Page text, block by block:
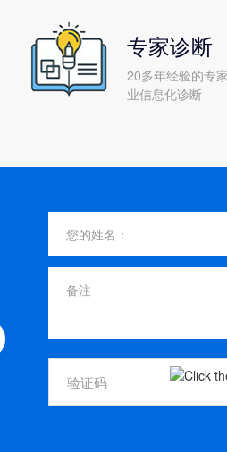
专家诊断
20多年经验的专
业信息化诊断